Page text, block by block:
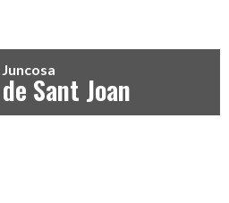
Juncosa
Sant Joan